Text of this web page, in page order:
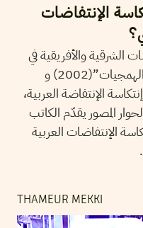
الإنتفاضات
الشرقية والأفريقية في
جامعة لندن. من مؤلفاته “صدام الهمجيات”(2002) و
و آخرها “إنتكاسة الإنتفاضة العربية،
في هذا الحوار المصور يقدّم الكاتب
الإنتفاضات العربية
THAMEUR MEKKI